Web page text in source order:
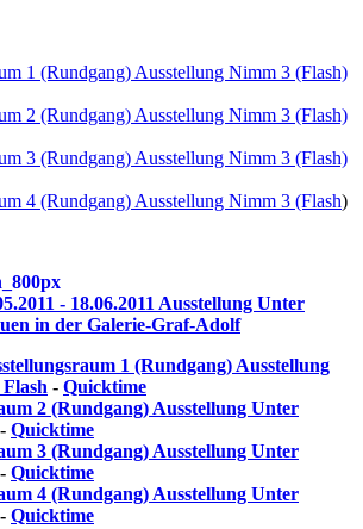
1 (Rundgang) Ausstellung Nimm 3 (Flash)
2 (Rundgang) Ausstellung Nimm 3 (Flash)
3 (Rundgang) Ausstellung Nimm 3 (Flash)
4 (Rundgang) Ausstellung Nimm 3 (Flash)
- 18.06.2011 Ausstellung Unter
in der Galerie-Graf-Adolf
1 (Rundgang) Ausstellung
- Quicktime
2 (Rundgang) Ausstellung Unter
- Quicktime
3 (Rundgang) Ausstellung Unter
- Quicktime
4 (Rundgang) Ausstellung Unter
- Quicktime